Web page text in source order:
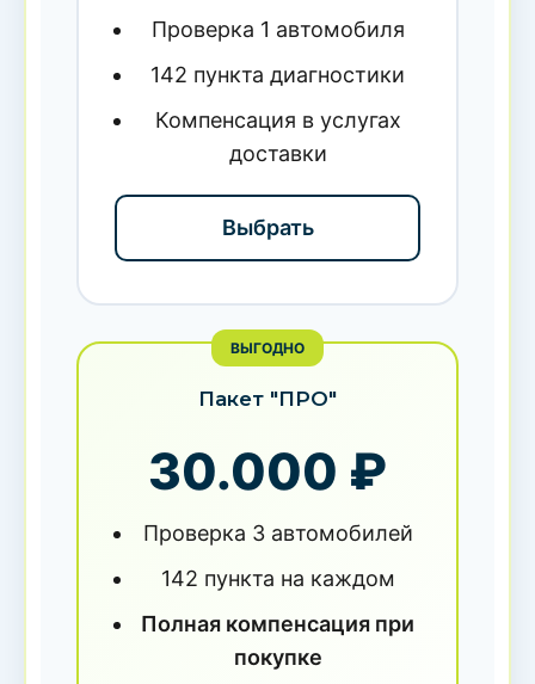
Проверка 1 автомобиля
142 пункта диагностики
Компенсация в услугах
доставки
Выбрать
ВЫГОДНО
Пакет "ПРО"
30.000 ₽
Проверка 3 автомобилей
142 пункта на каждом
Полная компенсация при
покупке